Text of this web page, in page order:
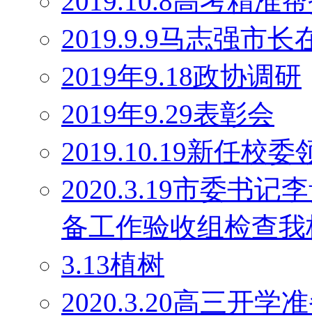
2019.9.9马志强市长
2019年9.18政协调研
2019年9.29表彰会
2019.10.19新任校委
2020.3.19市委书记
备工作验收组检查我
3.13植树
2020.3.20高三开学